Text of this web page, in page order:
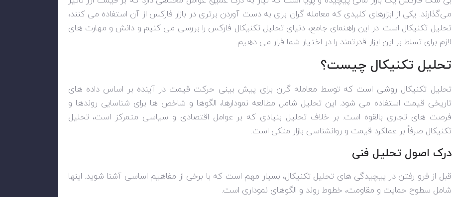
می‌گذارند. یکی از ابزارهای کلیدی که معامله گران برای به دست آوردن برتری در بازار فارکس از آن استفاده می کنند،
تحلیل تکنیکال است. در این راهنمای جامع، دنیای تحلیل تکنیکال فارکس را بررسی می کنیم و دانش و مهارت های
لازم برای تسلط بر این ابزار قدرتمند را در اختیار شما قرار می دهیم.
تحلیل تکنیکال چیست؟
تحلیل تکنیکال روشی است که توسط معامله گران برای پیش بینی حرکت قیمت در آینده بر اساس داده های
تاریخی قیمت استفاده می شود. این تحلیل شامل مطالعه نمودارها، الگوها و شاخص ها برای شناسایی روندها و
فرصت های تجاری بالقوه است. بر خلاف تحلیل بنیادی که بر عوامل اقتصادی و سیاسی متمرکز است، تحلیل
تکنیکال صرفاً بر عملکرد قیمت و روانشناسی بازار متکی است.
درک اصول تحلیل فنی
قبل از فرو رفتن در پیچیدگی های تحلیل تکنیکال، بسیار مهم است که با برخی از مفاهیم اساسی آشنا شوید. اینها
شامل سطوح حمایت و مقاومت، خطوط روند و الگوهای نموداری است.